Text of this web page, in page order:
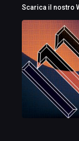
Scarica il nostro